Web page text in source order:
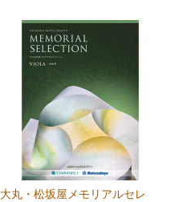
大丸・松坂屋メモリアルセレ